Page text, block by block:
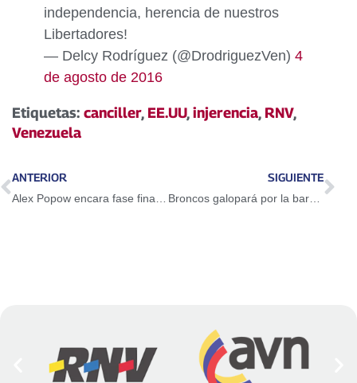
independencia, herencia de nuestros
Libertadores!
— Delcy Rodríguez (@DrodriguezVen) 4
de agosto de 2016
Etiquetas: canciller, EE.UU,injerencia, RNV,
Venezuela
ANTERIOR SIGUIENTE
Broncos galopará por la barrida ante Atléticos en LNB